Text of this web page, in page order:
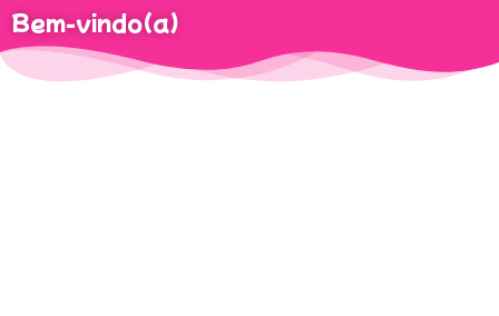
Bem-vindo(a)